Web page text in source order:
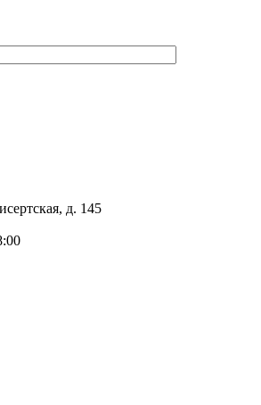
д. 145